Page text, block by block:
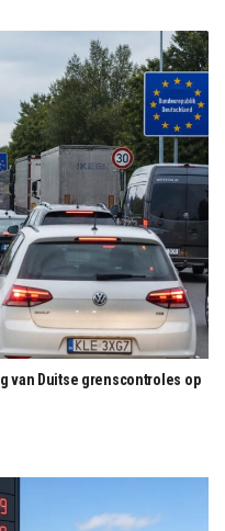
van Duitse grenscontroles op